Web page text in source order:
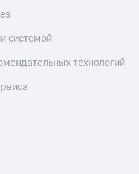
системой
технологий